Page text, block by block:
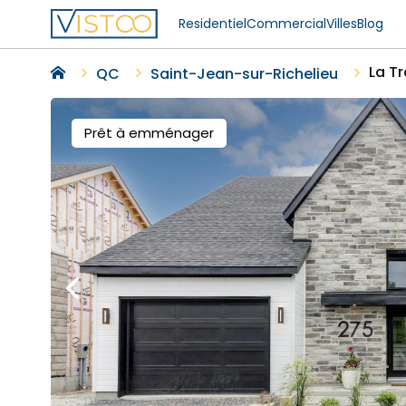
ResidentielCommercialVillesBlog
QC Saint-Jean-sur-Richelieu La
Prêt à emménager